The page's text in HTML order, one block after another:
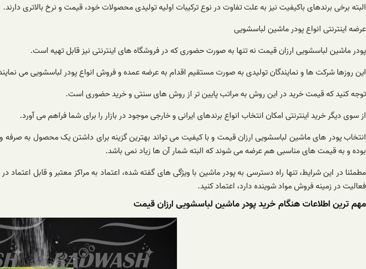
البته برخی برندهای باکیفیت نیز به علت تفاوت در نوع ترکیبات اولیه تولیدی محصولات خود، قیمت و نرخ بالاتری دارند.
عرضه اینترنتی انواع پودر ماشین لباسشویی
پودر ماشین لباسشویی ارزان قیمت نه تنها به صورت حضوری که در فروشگاه های اینترنتی نیز قابل تهیه است.
این روزها شرکت ها و نمایندگان تولیدی به صورت مستقیم اقدام به عرضه عمده و فروش انواع پودر لباسشویی می
توجه کنید که قیمت خرید در این روش به مراتب پایین تر از روش های سنتی و خرید حضوری است.
از سوی دیگر خرید اینترنتی امکان انتخاب انواع برندهای ایرانی و خارجی موجود در بازار را برای شما فراهم می آورد.
انتخاب پودر های ماشین لباسشویی ارزان قیمت و با کیفیت می تواند بهترین گزینه برای داشتن یک محصول به
بوده و به قیمت های مناسبی هم عرضه می شوند که البته شمار آن ها زیاد نمی باشد.
مطمئنا در این شرایط، تنها راه دسترسی به پودر ماشین با ویژگی های گفته شده، اعتماد به مراکز معتبر و قابل
فعالیت در زمینه فروش مواد شوینده دارد، اعتماد کنید.
مهم ترین اطلاعات هنگام خرید پودر ماشین لباسشویی ارزان قیمت